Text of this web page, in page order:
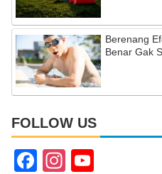
Berenang
Benar Gak
FOLLOW US
F
In